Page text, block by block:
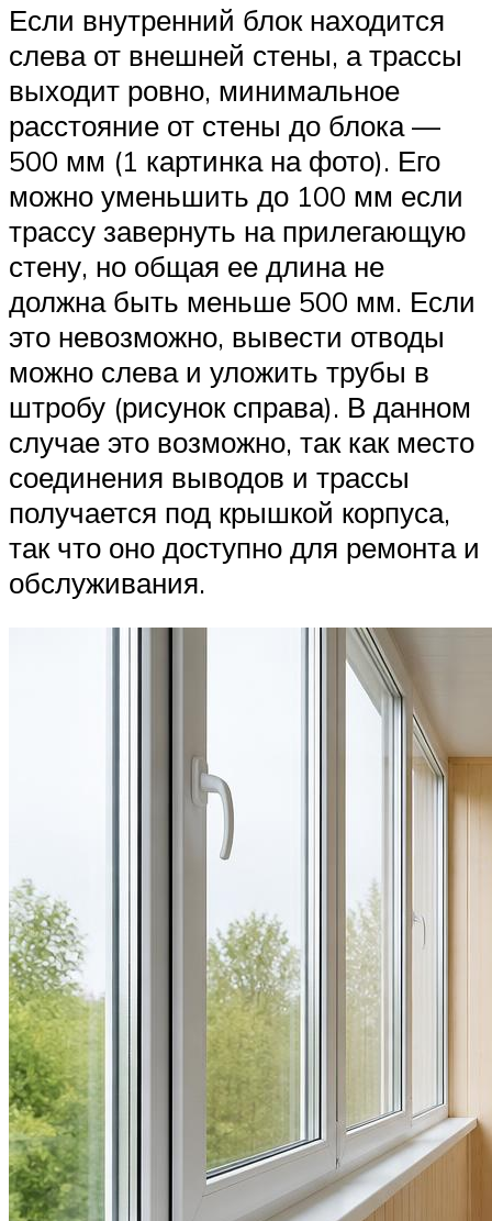
Если внутренний блок находится
слева от внешней стены, а трассы
выходит ровно, минимальное
расстояние от стены до блока —
500 мм (1 картинка на фото). Его
можно уменьшить до 100 мм если
трассу завернуть на прилегающую
стену, но общая ее длина не
должна быть меньше 500 мм. Если
это невозможно, вывести отводы
можно слева и уложить трубы в
штробу (рисунок справа). В данном
случае это возможно, так как место
соединения выводов и трассы
получается под крышкой корпуса,
так что оно доступно для ремонта и
обслуживания.